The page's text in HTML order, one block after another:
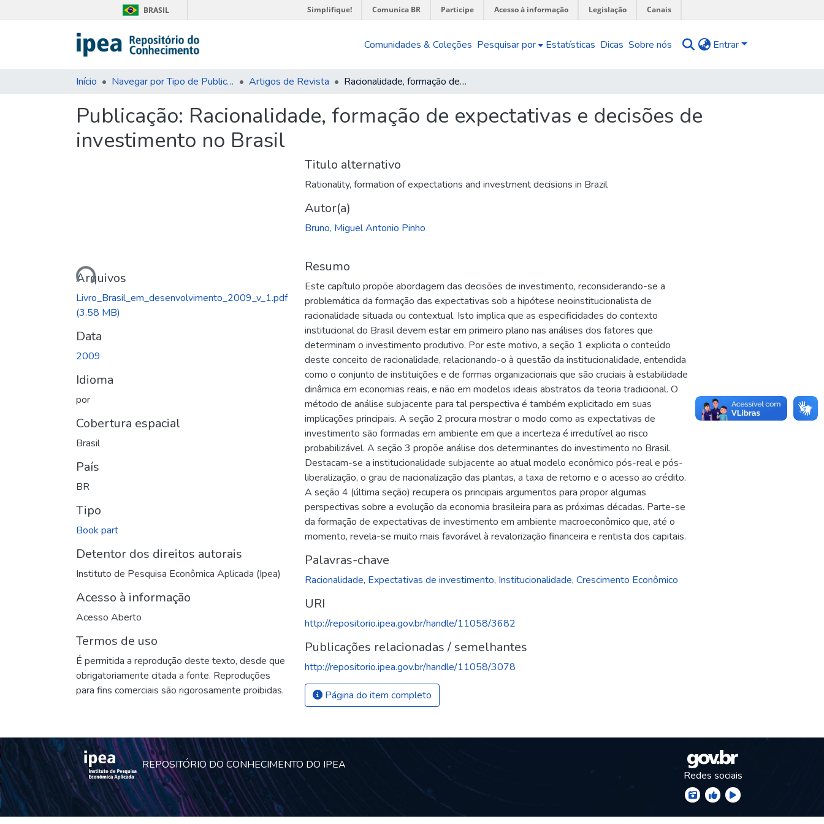
BRASIL Simplifique! Comunica BR Participe Acesso à informação Legislação Canais
Comunidades & Coleções Pesquisar por Estatísticas Dicas Sobre nós Entrar
Início Navegar por Tipo de Publicação Artigos de Revista Racionalidade, formação de expectativas e decisões de investimento no Brasil
Publicação: Racionalidade, formação de expectativas e decisões de
investimento no Brasil
Carregando...
Arquivos
Livro_Brasil_em_desenvolvimento_2009_v_1.pdf
(3.58 MB)
Data
2009
Idioma
por
Cobertura espacial
Brasil
País
BR
Tipo
Book part
Detentor dos direitos autorais
Instituto de Pesquisa Econômica Aplicada (Ipea)
Acesso à informação
Acesso Aberto
Termos de uso
É permitida a reprodução deste texto, desde que
obrigatoriamente citada a fonte. Reproduções
para fins comerciais são rigorosamente proibidas.
Titulo alternativo
Rationality, formation of expectations and investment decisions in Brazil
Autor(a)
Bruno, Miguel Antonio Pinho
Resumo
Este capítulo propõe abordagem das decisões de investimento, reconsiderando-se a
problemática da formação das expectativas sob a hipótese neoinstitucionalista de
racionalidade situada ou contextual. Isto implica que as especificidades do contexto
institucional do Brasil devem estar em primeiro plano nas análises dos fatores que
determinam o investimento produtivo. Por este motivo, a seção 1 explicita o conteúdo
deste conceito de racionalidade, relacionando-o à questão da institucionalidade, entendida
como o conjunto de instituições e de formas organizacionais que são cruciais à estabilidade
dinâmica em economias reais, e não em modelos ideais abstratos da teoria tradicional. O
método de análise subjacente para tal perspectiva é também explicitado em suas
implicações principais. A seção 2 procura mostrar o modo como as expectativas de
investimento são formadas em ambiente em que a incerteza é irredutível ao risco
probabilizável. A seção 3 propõe análise dos determinantes do investimento no Brasil.
Destacam-se a institucionalidade subjacente ao atual modelo econômico pós-real e pós-
liberalização, o grau de nacionalização das plantas, a taxa de retorno e o acesso ao crédito.
A seção 4 (última seção) recupera os principais argumentos para propor algumas
perspectivas sobre a evolução da economia brasileira para as próximas décadas. Parte-se
da formação de expectativas de investimento em ambiente macroeconômico que, até o
momento, revela-se muito mais favorável à revalorização financeira e rentista dos capitais.
Palavras-chave
Racionalidade, Expectativas de investimento, Institucionalidade,Crescimento Econômico
URI
http://repositorio.ipea.gov.br/handle/11058/3682
Publicações relacionadas / semelhantes
http://repositorio.ipea.gov.br/handle/11058/3078
Página do item completo
REPOSITÓRIO DO CONHECIMENTO DO IPEA
Redes sociais